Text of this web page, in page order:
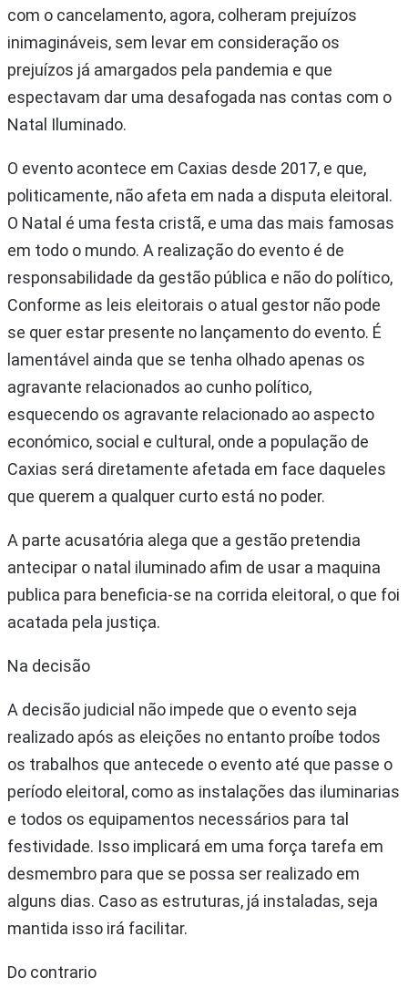
com o cancelamento, agora, colheram prejuízos
inimagináveis, sem levar em consideração os
prejuízos já amargados pela pandemia e que
espectavam dar uma desafogada nas contas com o
Natal Iluminado.
O evento acontece em Caxias desde 2017, e que,
politicamente, não afeta em nada a disputa eleitoral.
O Natal é uma festa cristã, e uma das mais famosas
em todo o mundo. A realização do evento é de
responsabilidade da gestão pública e não do político,
Conforme as leis eleitorais o atual gestor não pode
se quer estar presente no lançamento do evento. É
lamentável ainda que se tenha olhado apenas os
agravante relacionados ao cunho político,
esquecendo os agravante relacionado ao aspecto
económico, social e cultural, onde a população de
Caxias será diretamente afetada em face daqueles
que querem a qualquer curto está no poder.
A parte acusatória alega que a gestão pretendia
antecipar o natal iluminado afim de usar a maquina
publica para beneficia-se na corrida eleitoral, o que foi
acatada pela justiça.
Na decisão
A decisão judicial não impede que o evento seja
realizado após as eleições no entanto proíbe todos
os trabalhos que antecede o evento até que passe o
período eleitoral, como as instalações das iluminarias
e todos os equipamentos necessários para tal
festividade. Isso implicará em uma força tarefa em
desmembro para que se possa ser realizado em
alguns dias. Caso as estruturas, já instaladas, seja
mantida isso irá facilitar.
Do contrario